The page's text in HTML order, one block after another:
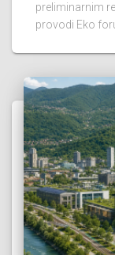
preliminarnim
provodi Eko